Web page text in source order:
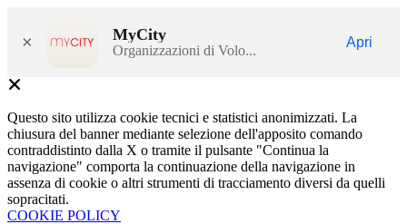
× MyCity
Organizzazioni di Volo...
Apri
Questo sito utilizza cookie tecnici e statistici anonimizzati. La
chiusura del banner mediante selezione dell'apposito comando
contraddistinto dalla X o tramite il pulsante "Continua la
navigazione" comporta la continuazione della navigazione in
assenza di cookie o altri strumenti di tracciamento diversi da quelli
sopracitati.
COOKIE POLICY